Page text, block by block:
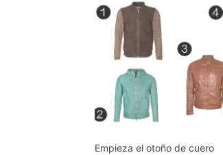
Empieza el otoño de cuero